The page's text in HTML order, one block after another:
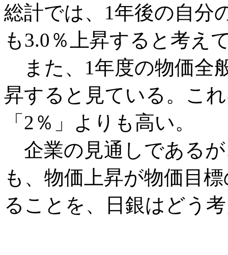
総計では、1年後の自分
も3.0％上昇すると考え
また、1年度の物価全
昇すると見ている。こ
「2％」よりも高い。
企業の見通しであるが
も、物価上昇が物価目
ることを、日銀はどう